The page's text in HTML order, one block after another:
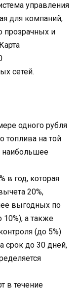
управления
для компаний,
прозрачных и
сетей.
одного рубля
топлива на той
наибольшее
в год, которая
20%,
выгодных по
10%), а также
(до 5%)
срок до 30 дней,
в течение